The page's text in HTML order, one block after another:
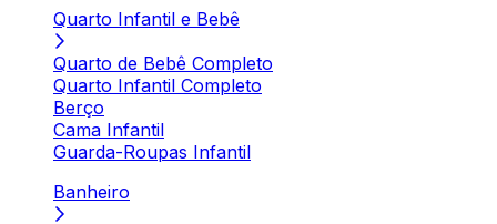
Quarto Infantil e Bebê
Quarto de Bebê Completo
Quarto Infantil Completo
Berço
Cama Infantil
Guarda-Roupas Infantil
Banheiro